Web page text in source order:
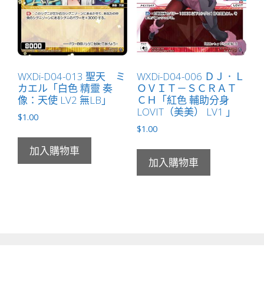
WXDi-D04-013 聖天 ミ
カエル「白色 精靈 奏
像：天使 LV2 無LB」
$1.00
加入購物車
WXDi-D04-006 ＤＪ．Ｌ
ＯＶＩＴ－ＳＣＲＡＴ
ＣＨ「紅色 輔助分身
LOVIT（美美） LV1 」
$1.00
加入購物車